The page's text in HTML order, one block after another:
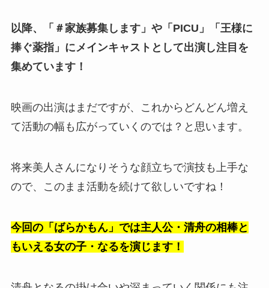
以降、「＃家族募集します」や「PICU」「王様に
捧ぐ薬指」にメインキャストとして出演し注目を
集めています！
映画の出演はまだですが、これからどんどん増え
て活動の幅も広がっていくのでは？と思います。
将来美人さんになりそうな顔立ちで演技も上手な
ので、このまま活動を続けて欲しいですね！
今回の「ばらかもん」では主人公・清舟の相棒と
もいえる女の子・なるを演じます！